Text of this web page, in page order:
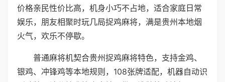
价格亲民性价比高，机身小巧不占地，适合家庭日常
娱乐，朋友相聚时玩几局捉鸡麻将，满是贵州本地烟
火气，欢乐不停歇。
普通麻将机契合贵州捉鸡麻将特色，支持金鸡、
银鸡、冲锋鸡等本地规则，108张牌适配，机器自动识